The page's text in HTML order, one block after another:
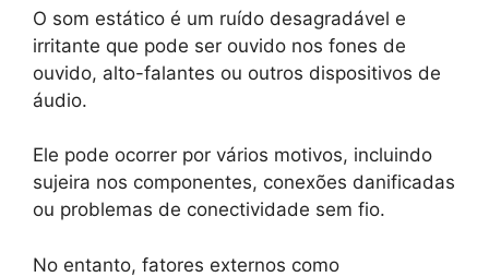
O som estático é um ruído desagradável e
irritante que pode ser ouvido nos fones de
ouvido, alto-falantes ou outros dispositivos de
áudio.
Ele pode ocorrer por vários motivos, incluindo
sujeira nos componentes, conexões danificadas
ou problemas de conectividade sem fio.
No entanto, fatores externos como